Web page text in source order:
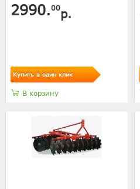
2990.00р.
Купить в один клик
В корзину